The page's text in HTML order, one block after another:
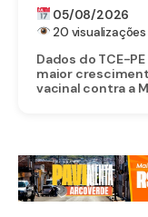
05/08/2026
20 visualizações
Dados do TCE-
maior
vacinal contra a